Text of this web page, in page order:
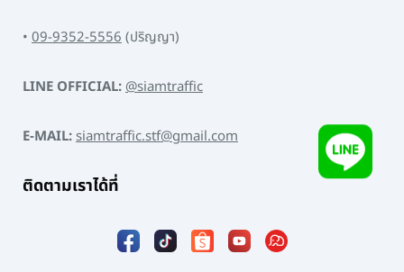
• 09-9352-5556(ปริญญา)
LINE OFFICIAL:@siamtraffic
E-MAIL:siamtraffic.stf@gmail.com
ติดตามเราได้ที่